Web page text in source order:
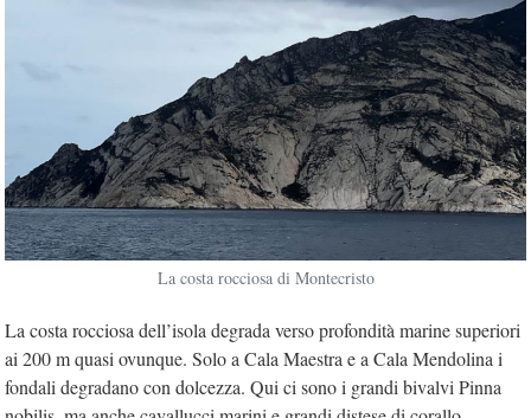
La costa rocciosa di Montecristo
La costa rocciosa dell’isola degrada verso profondità marine superiori
ai 200 m quasi ovunque. Solo a Cala Maestra e a Cala Mendolina i
fondali degradano con dolcezza. Qui ci sono i grandi bivalvi Pinna